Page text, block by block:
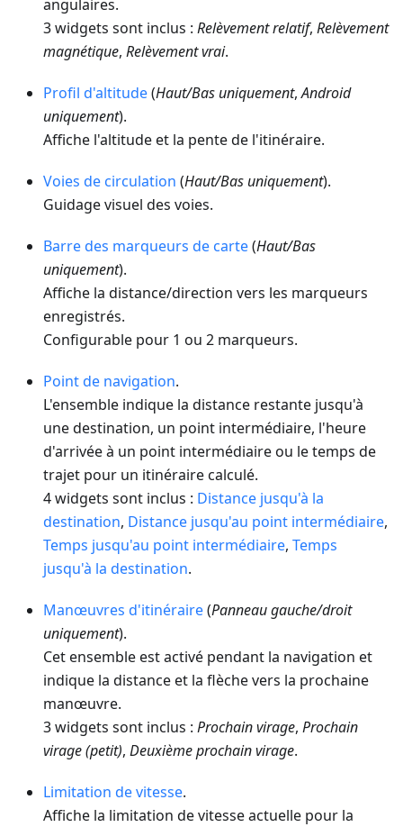
angulaires.
3 widgets sont inclus : Relèvement relatif, Relèvement
magnétique, Relèvement vrai.
Profil d'altitude(Haut/Bas uniquement,Android
uniquement).
Affiche l'altitude et la pente de l'itinéraire.
Voies de circulation (Haut/Bas uniquement).
Guidage visuel des voies.
Barre des marqueurs de carte(Haut/Bas
uniquement).
Affiche la distance/direction vers les marqueurs
enregistrés.
Configurable pour 1 ou 2 marqueurs.
Point de navigation.
L'ensemble indique la distance restante jusqu'à
une destination, un point intermédiaire, l'heure
d'arrivée à un point intermédiaire ou le temps de
trajet pour un itinéraire calculé.
4 widgets sont inclus : Distance jusqu'à la
destination, Distance jusqu'au point intermédiaire,
Temps jusqu'au point intermédiaire, Temps
jusqu'à la destination.
Manœuvres d'itinéraire(Panneau gauche/droit
uniquement).
Cet ensemble est activé pendant la navigation et
indique la distance et la flèche vers la prochaine
manœuvre.
3 widgets sont inclus : Prochain virage, Prochain
virage (petit), Deuxième prochain virage.
Limitation de vitesse.
Affiche la limitation de vitesse actuelle pour la